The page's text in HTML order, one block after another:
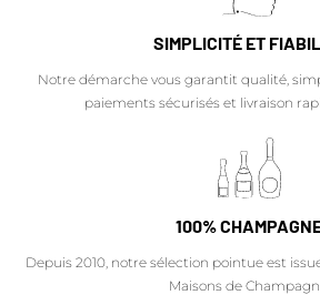
SIMPLICITÉ ET
Notre démarche vous garantit qualité,
paiements sécurisés et livraison
100%
Depuis 2010, notre sélection pointue est
Maisons de